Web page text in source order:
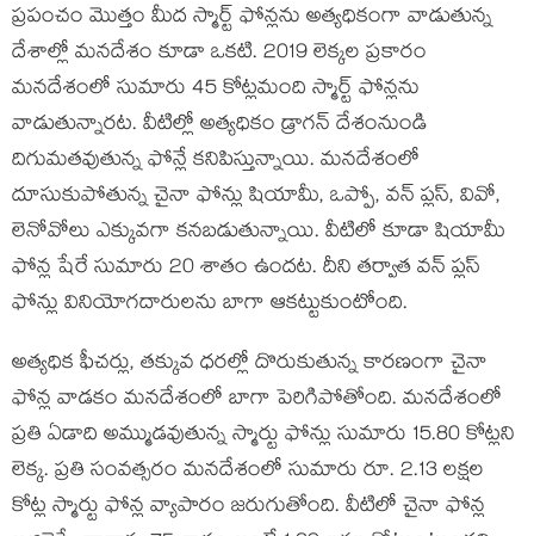
ప్రపంచం మొత్తం మీద స్మార్ట్ ఫోన్లను అత్యధికంగా వాడుతున్న
దేశాల్లో మనదేశం కూడా ఒకటి. 2019 లెక్కల ప్రకారం
మనదేశంలో సుమారు 45 కోట్లమంది స్మార్ట్ ఫోన్లను
వాడుతున్నారట. వీటిల్లో అత్యధికం డ్రాగన్ దేశంనుండి
దిగుమతవుతున్న ఫోన్లే కనిపిస్తున్నాయి. మనదేశంలో
దూసుకుపోతున్న చైనా ఫోన్లు షియామీ, ఒప్పో, వన్ ప్లస్, వివో,
లెనోవోలు ఎక్కువగా కనబడుతున్నాయి. వీటిలో కూడా షియామీ
ఫోన్ల షేరే సుమారు 20 శాతం ఉందట. దీని తర్వాత వన్ ప్లస్
ఫోన్లు వినియోగదారులను బాగా ఆకట్టుకుంటోంది.
అత్యధిక ఫీచర్లు, తక్కువ ధరల్లో దొరుకుతున్న కారణంగా చైనా
ఫోన్ల వాడకం మనదేశంలో బాగా పెరిగిపోతోంది. మనదేశంలో
ప్రతి ఏడాది అమ్ముడవుతున్న స్మార్టు ఫోన్లు సుమారు 15.80 కోట్లని
లెక్క. ప్రతి సంవత్సరం మనదేశంలో సుమారు రూ. 2.13 లక్షల
కోట్ల స్మార్టు ఫోన్ల వ్యాపారం జరుగుతోంది. వీటిలో చైనా ఫోన్ల